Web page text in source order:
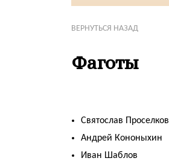
ВЕРНУТЬСЯ НАЗАД
Фаготы
Святослав Проселков
Андрей Кононыхин
Иван Шаблов